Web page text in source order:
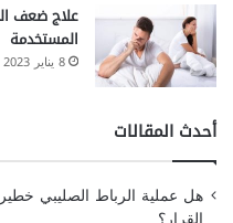
علاج ضعف
المستخدمة
8 يناير 2023
أحدث المقالات
هل عملية الرباط الصليبي